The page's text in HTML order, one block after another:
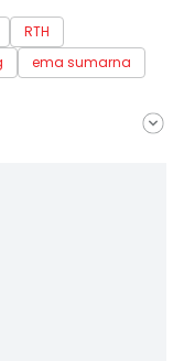
RTH
ema sumarna